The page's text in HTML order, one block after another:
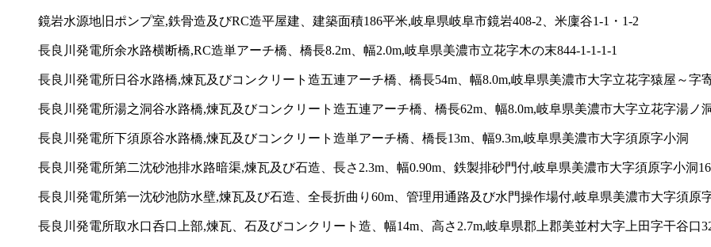
鏡岩水源地旧ポンプ室,鉄骨造及びRC造平屋建、建築面積186平米,岐阜県岐阜市鏡岩408-2、米廩谷1-1・1-2
長良川発電所余水路横断橋,RC造単アーチ橋、橋長8.2m、幅2.0m,岐阜県美濃市立花字木の末844-1-1-1-1
長良川発電所日谷水路橋,煉瓦及びコンクリート造五連アーチ橋、橋長54m、幅8.0m,岐阜県美濃市大字立花字猿屋～字
長良川発電所湯之洞谷水路橋,煉瓦及びコンクリート造五連アーチ橋、橋長62m、幅8.0m,岐阜県美濃市大字立花字湯ノ
長良川発電所下須原谷水路橋,煉瓦及びコンクリート造単アーチ橋、橋長13m、幅9.3m,岐阜県美濃市大字須原字小洞
長良川発電所第二沈砂池排水路暗渠,煉瓦及び石造、長さ2.3m、幅0.90m、鉄製排砂門付,岐阜県美濃市大字須原字小洞
長良川発電所第一沈砂池防水壁,煉瓦及び石造、全長折曲り60m、管理用通路及び水門操作場付,岐阜県美濃市大字須原
長良川発電所取水口呑口上部,煉瓦、石及びコンクリート造、幅14m、高さ2.7m,岐阜県郡上郡美並村大字上田字干谷口